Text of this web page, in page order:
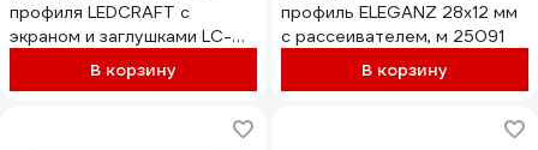
профиля LEDCRAFT с
экраном и заглушками LC-
LP1228M28-3 1627000030
В корзину
профиль ELEGANZ 28x12 мм
с рассеивателем, м 25091
В корзину